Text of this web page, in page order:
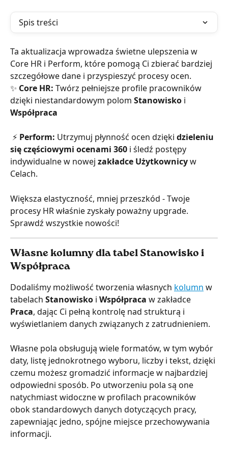
Spis treści
Ta aktualizacja wprowadza świetne ulepszenia w
Core HR i Perform, które pomogą Ci zbierać bardziej
szczegółowe dane i przyspieszyć procesy ocen.
✨ Core HR: Twórz pełniejsze profile pracowników
dzięki niestandardowym polom Stanowisko i
Współpraca
⚡ Perform: Utrzymuj płynność ocen dzięki dzieleniu
się częściowymi ocenami 360 i śledź postępy
indywidualne w nowej zakładce Użytkownicy w
Celach.
Większa elastyczność, mniej przeszkód - Twoje
procesy HR właśnie zyskały poważny upgrade.
Sprawdź wszystkie nowości!
Własne kolumny dla tabel Stanowisko i
Współpraca
Dodaliśmy możliwość tworzenia własnych kolumn w
tabelach Stanowisko i Współpraca w zakładce
Praca, dając Ci pełną kontrolę nad strukturą i
wyświetlaniem danych związanych z zatrudnieniem.
Własne pola obsługują wiele formatów, w tym wybór
daty, listę jednokrotnego wyboru, liczby i tekst, dzięki
czemu możesz gromadzić informacje w najbardziej
odpowiedni sposób. Po utworzeniu pola są one
natychmiast widoczne w profilach pracowników
obok standardowych danych dotyczących pracy,
zapewniając jedno, spójne miejsce przechowywania
informacji.